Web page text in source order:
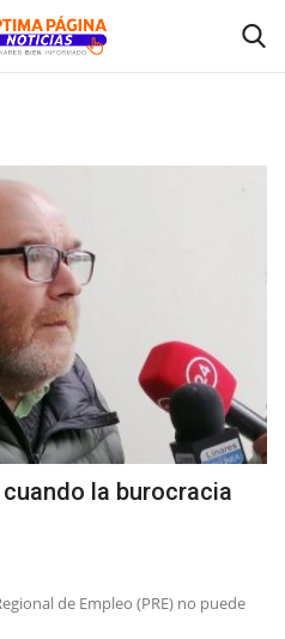
la burocracia
de Empleo (PRE) no puede